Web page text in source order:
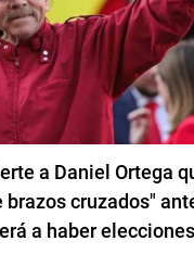
a Daniel Ortega
brazos cruzados"
a haber